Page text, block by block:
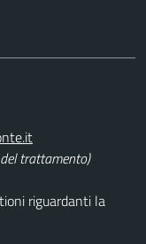
trattamento)
riguardanti la